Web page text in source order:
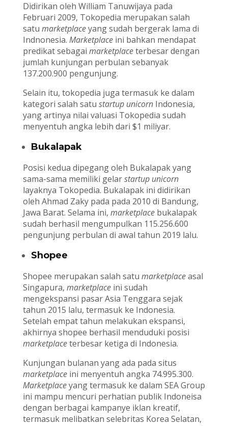
Didirikan oleh William Tanuwijaya pada
Februari 2009, Tokopedia merupakan salah
satu marketplaceyang sudah bergerak lama di
Indnonesia. Marketplaceini bahkan mendapat
predikat sebagai marketplaceterbesar dengan
jumlah kunjungan perbulan sebanyak
137.200.900 pengunjung.
Selain itu, tokopedia juga termasuk ke dalam
kategori salah satu startup unicornIndonesia,
yang artinya nilai valuasi Tokopedia sudah
menyentuh angka lebih dari $1 miliyar.
Bukalapak
Posisi kedua dipegang oleh Bukalapak yang
sama-sama memiliki gelarstartup unicorn
layaknya Tokopedia. Bukalapak ini didirikan
oleh Ahmad Zaky pada pada 2010 di Bandung,
Jawa Barat. Selama ini, marketplacebukalapak
sudah berhasil mengumpulkan 115.256.600
pengunjung perbulan di awal tahun 2019 lalu.
Shopee
Shopee merupakan salah satu marketplaceasal
Singapura, marketplaceini sudah
mengekspansi pasar Asia Tenggara sejak
tahun 2015 lalu, termasuk ke Indonesia.
Setelah empat tahun melakukan ekspansi,
akhirnya shopee berhasil menduduki posisi
marketplaceterbesar ketiga di Indonesia.
Kunjungan bulanan yang ada pada situs
marketplaceini menyentuh angka 74.995.300.
Marketplaceyang termasuk ke dalam SEA Group
ini mampu mencuri perhatian publik Indoneisa
dengan berbagai kampanye iklan kreatif,
termasuk melibatkan selebritas Korea Selatan,